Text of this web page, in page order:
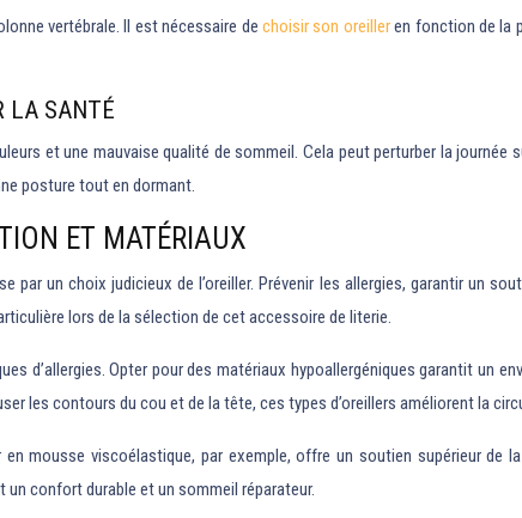
vertébrale. Il est nécessaire de choisir son oreilleren fonction de la
LA SANTÉ
et une mauvaise qualité de sommeil. Cela peut perturber la
posture tout en dormant.
ET MATÉRIAUX
un choix judicieux de l’oreiller. Prévenir les allergies, garantir un
lors de la sélection de cet accessoire de literie.
d’allergies. Opter pour des matériaux hypoallergéniques garantit un
les contours du cou et de la tête, ces types d’oreillers améliorent la
mousse viscoélastique, par exemple, offre un soutien supérieur de
confort durable et un sommeil réparateur.